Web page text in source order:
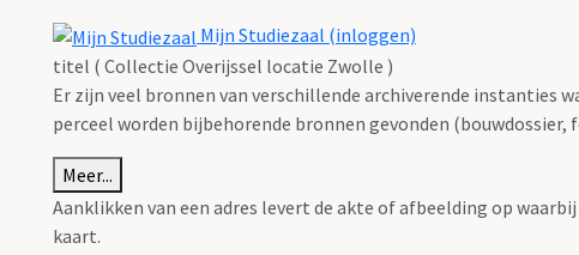
Mijn Studiezaal (inloggen)
titel ( Collectie Overijssel locatie Zwolle )
Er zijn veel bronnen van verschillende archiverende instanties
perceel worden bijbehorende bronnen gevonden (bouwdossier,
Meer...
Aanklikken van een adres levert de akte of afbeelding op
kaart.